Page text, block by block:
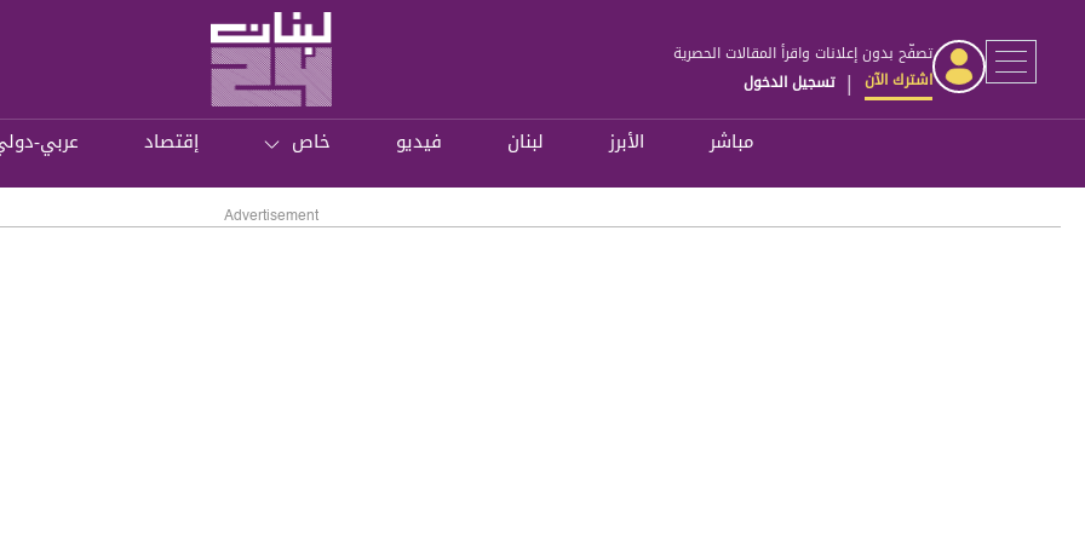
تصفّح بدون إعلانات واقرأ المقالات الحصرية
اشترك الآن | تسجيل الدخول
مباشر الأبرز لبنان فيديو خاص إقتصاد عربي-
Advertisement